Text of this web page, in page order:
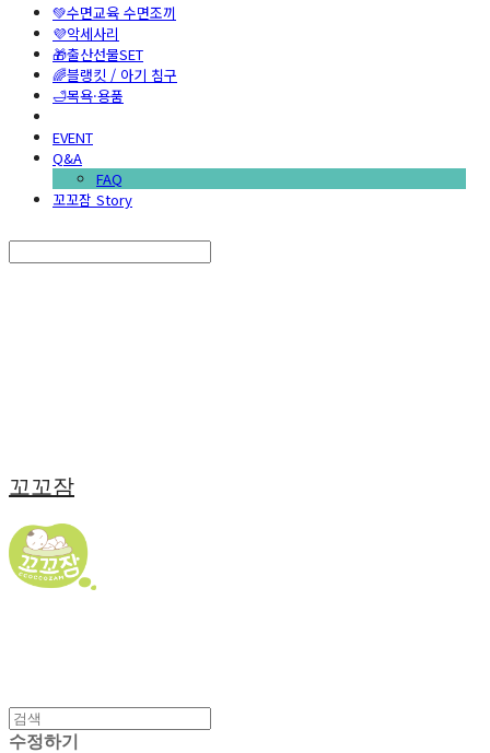
💚수면교육 수면조끼
💜악세사리
🎁출산선물SET
🌈블랭킷 / 아기 침구
🛁목욕·용품
EVENT
Q&A
FAQ
꼬꼬잠 Story
꼬꼬잠
수정하기